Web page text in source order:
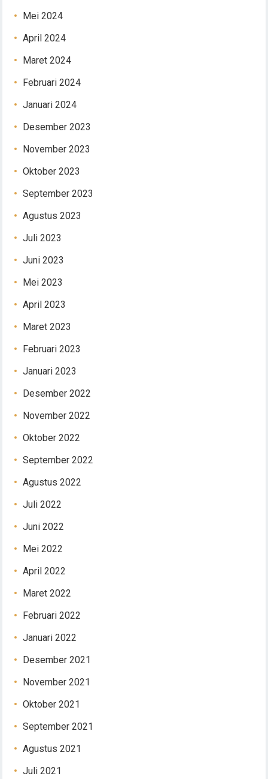
Mei 2024
April 2024
Maret 2024
Februari 2024
Januari 2024
Desember 2023
November 2023
Oktober 2023
September 2023
Agustus 2023
Juli 2023
Juni 2023
Mei 2023
April 2023
Maret 2023
Februari 2023
Januari 2023
Desember 2022
November 2022
Oktober 2022
September 2022
Agustus 2022
Juli 2022
Juni 2022
Mei 2022
April 2022
Maret 2022
Februari 2022
Januari 2022
Desember 2021
November 2021
Oktober 2021
September 2021
Agustus 2021
Juli 2021